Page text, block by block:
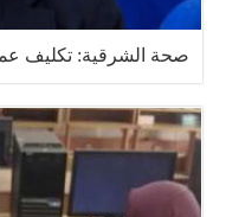
صحة الشرقية: تكليف